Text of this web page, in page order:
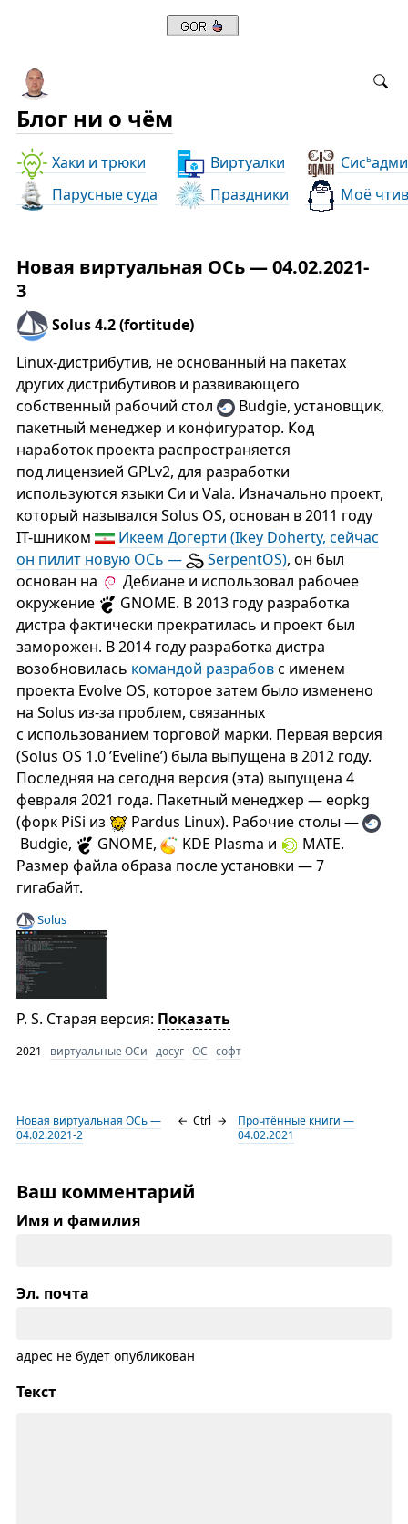
Блог ни о чём
Хаки и трюки Виртуалки Сись
Парусные суда
Праздники Моё
Новая виртуальная ОСь — 04.02.2021-
3
Solus 4.2 (fortitude)
Linux-дистрибутив, не основанный на пакетах
других дистрибутивов и развивающего
собственный рабочий стол
Budgie, установщик,
пакетный менеджер и конфигуратор. Код
наработок проекта распространяется
под лицензией GPLv2, для разработки
используются языки Си и Vala. Изначально проект,
который назывался Solus OS, основан в 2011 году
IT-шником
Икеем Догерти (Ikey Doherty, сейчас
он пилит новую ОСь —
SerpentOS), он был
основан на
Дебиане и использовал рабочее
окружение
GNOME. В 2013 году разработка
дистра фактически прекратилась и проект был
заморожен. В 2014 году разработка дистра
возобновилась командой разрабовс именем
проекта Evolve OS, которое затем было изменено
на Solus из-за проблем, связанных
с использованием торговой марки. Первая версия
(Solus OS 1.0 ’Eveline’) была выпущена в 2012 году.
Последняя на сегодня версия (эта) выпущена 4
февраля 2021 года. Пакетный менеджер — eopkg
(форк PiSi из
Pardus Linux). Рабочие столы —
Budgie,
GNOME, KDE Plasma и
MATE.
Размер файла образа после установки — 7
гигабайт.
Solus
P. S. Старая версия: Показать
2021 виртуальные ОСи досуг ОС софт
Новая виртуальная ОСь —
04.02.2021-2
← Ctrl →
Прочтённые книги —
04.02.2021
Ваш комментарий
Имя и фамилия
Эл. почта
адрес не будет опубликован
Текст